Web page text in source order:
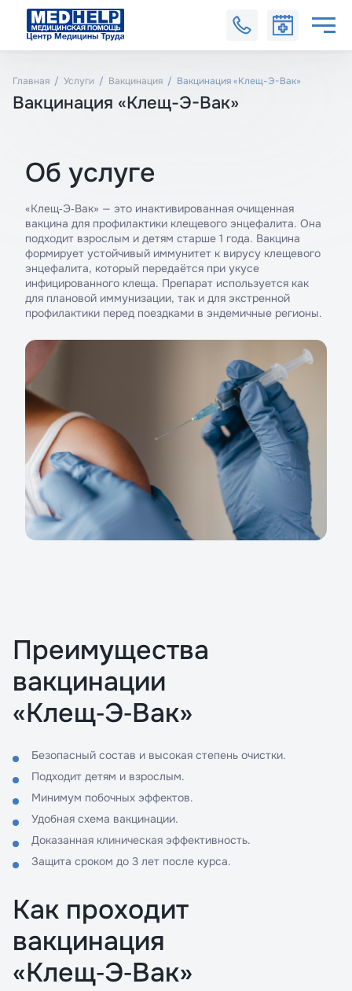
Главная Услуги Вакцинация Вакцинация «Клещ-Э-Вак»
Вакцинация «Клещ-Э-Вак»
Об услуге
«Клещ‑Э‑Вак» — это инактивированная очищенная
вакцина для профилактики клещевого энцефалита. Она
подходит взрослым и детям старше 1 года. Вакцина
формирует устойчивый иммунитет к вирусу клещевого
энцефалита, который передаётся при укусе
инфицированного клеща. Препарат используется как
для плановой иммунизации, так и для экстренной
профилактики перед поездками в эндемичные регионы.
Преимущества
вакцинации
«Клещ‑Э‑Вак»
Безопасный состав и высокая степень очистки.
Подходит детям и взрослым.
Минимум побочных эффектов.
Удобная схема вакцинации.
Доказанная клиническая эффективность.
Защита сроком до 3 лет после курса.
Как проходит
вакцинация
«Клещ‑Э‑Вак»